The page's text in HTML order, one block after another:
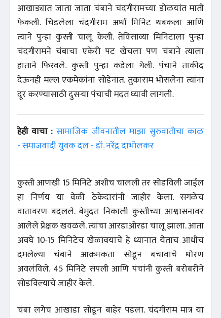
आखाड्यात जाता जाता चंबाने चंदगीरामच्या डोळयांत माती
फेकली. चिडलेला चंदगीराम अर्धा मिनिट थबकला आणि
त्याने पुन्हा कुस्ती चालू केली. तेविसाव्या मिनिटाला पुन्हा
चंदगीरामने चंबाचा एकेरी पट खेचला पण चंबाने त्याला
हाताने फिरवले. कुस्ती पुन्हा कडेला गेली. पंचाने ताकीद
देऊनही मल्ल एकमेकांना सोडेनात. तुकाराम भोसलेना त्यांना
दूर करण्यासाठी दुसऱ्या पंचाची मदत घ्यावी लागली.
हेही वाचा : सामाजिक जीवनातील माझा सुरुवातीचा काळ
- समाजवादी युवक दल - डॉ. नरेंद्र दाभोलकर
कुस्ती आणखी 15 मिनिटे अशीच चालली तर सोडविली जाईल
हा निर्णय या वेळी ठेकेदारांनी जाहीर केला. सगळेच
वातावरण बदलले. बेमुदत निकाली कुस्तीच्या आश्वासनावर
आलेले प्रेक्षक खवळले. त्यांचा आरडाओरडा चालू झाला. आता
अवघे 10-15 मिनिटेच खेळावयाचे हे ध्यानात येताच आधीच
दमलेल्या चंबाने आक्रमकता सोडून बचावाचे धोरण
अवलंविले. 45 मिनिटे संपली आणि पंचांनी कुस्ती बरोबरीने
सोडविल्याचे जाहीर केले.
चंबा लगेच आखाडा सोडून बाहेर पडला. चंदगीराम मात्र या